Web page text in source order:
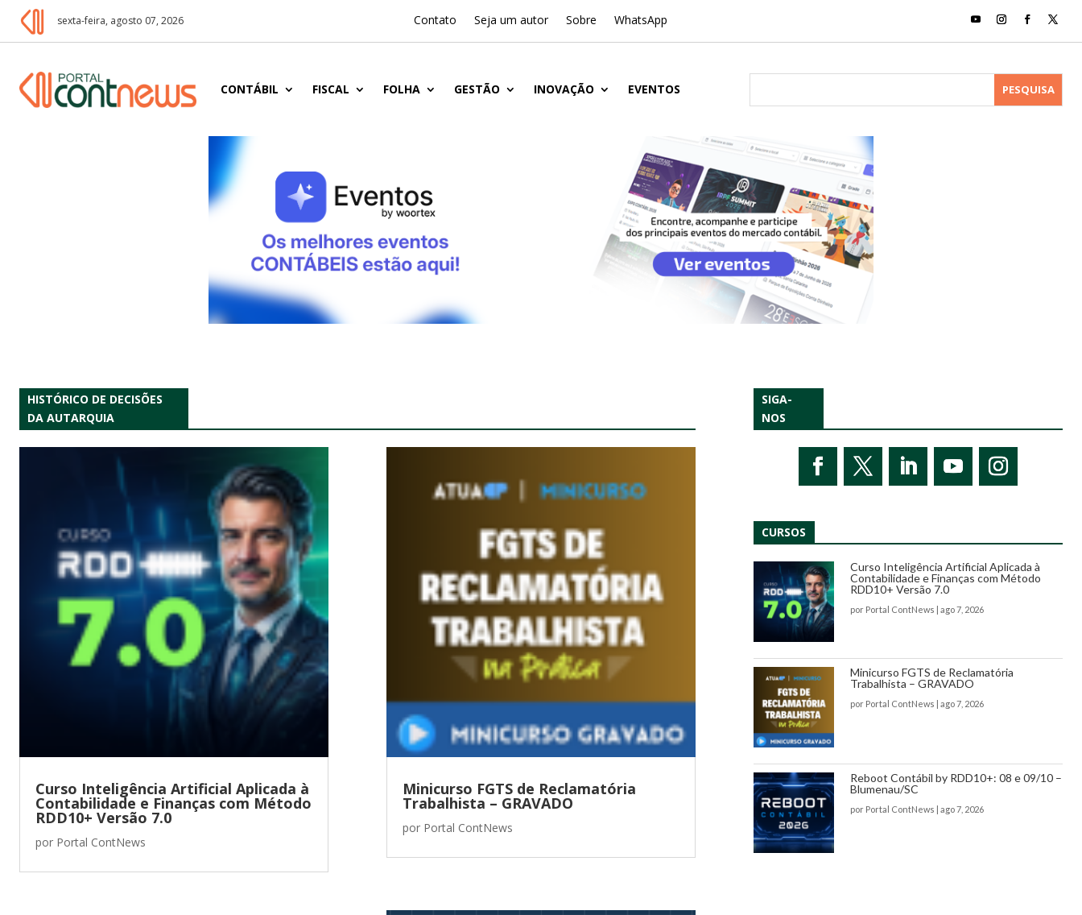
sexta-feira, agosto 07, 2026 Contato Seja um autor Sobre WhatsApp
CONTÁBIL FISCAL FOLHA GESTÃO INOVAÇÃO EVENTOS
HISTÓRICO DE DECISÕES
DA AUTARQUIA
Curso Inteligência Artificial Aplicada à
Contabilidade e Finanças com Método
RDD10+ Versão 7.0
por Portal ContNews
Minicurso FGTS de Reclamatória
Trabalhista – GRAVADO
por Portal ContNews
SIGA-
NOS
CURSOS
Curso Inteligência Artificial Aplicada à
Contabilidade e Finanças com Método
RDD10+ Versão 7.0
por Portal ContNews | ago 7, 2026
Minicurso FGTS de Reclamatória
Trabalhista – GRAVADO
por Portal ContNews | ago 7, 2026
Reboot Contábil by RDD10+: 08 e 09/10 –
Blumenau/SC
por Portal ContNews | ago 7, 2026